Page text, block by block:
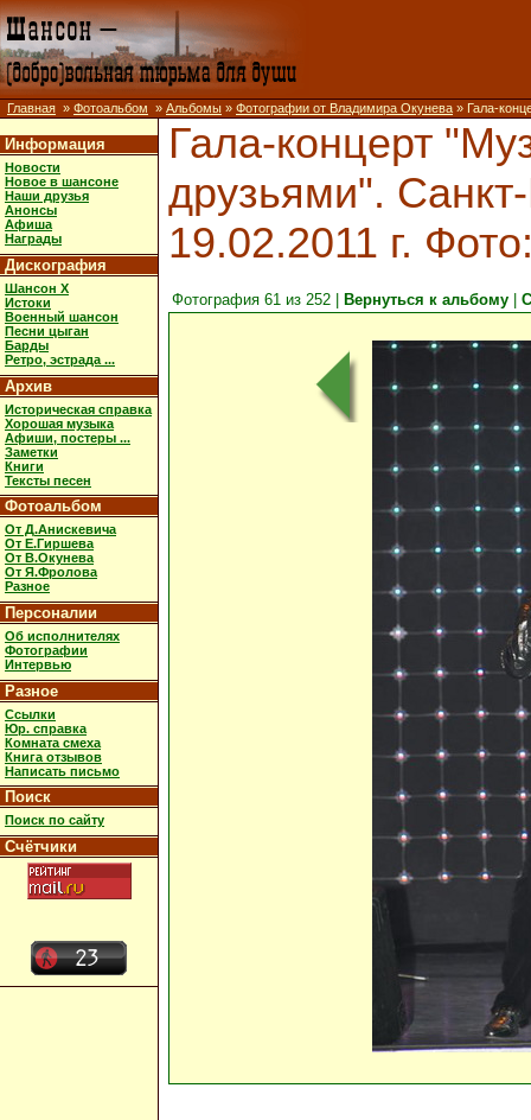
Главная » Фотоальбом » Альбомы » Фотографии от Владимира Окунева » Гала-
Информация
Новости
Новое в шансоне
Наши друзья
Анонсы
Афиша
Награды
Дискография
Шансон X
Истоки
Военный шансон
Песни цыган
Барды
Ретро, эстрада ...
Архив
Историческая справка
Хорошая музыка
Афиши, постеры ...
Заметки
Книги
Тексты песен
Фотоальбом
От Д.Анискевича
От Е.Гиршева
От В.Окунева
От Я.Фролова
Разное
Персоналии
Об исполнителях
Фотографии
Интервью
Разное
Ссылки
Юр. справка
Комната смеха
Книга отзывов
Написать письмо
Поиск
Поиск по сайту
Счётчики
Гала-концерт
друзьями".
19.02.2011 г.
Фотография 61 из 252 | Вернуться к альбому